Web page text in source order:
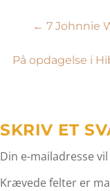
← 7 Johnnie
På opdagelse i
SKRIV ET
Din e-mailadresse
Krævede felter er